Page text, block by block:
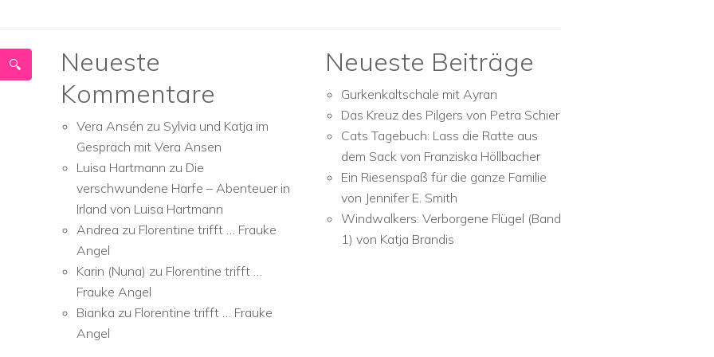
Neueste
Kommentare
Vera Ansén zu Sylvia und Katja im
Gespräch mit Vera Ansen
Luisa Hartmann zu Die
verschwundene Harfe – Abenteuer in
Irland von Luisa Hartmann
Andrea zu Florentine trifft … Frauke
Angel
Karin (Nuna) zu Florentine trifft …
Frauke Angel
Bianka zu Florentine trifft … Frauke
Angel
Neueste Beiträge
Gurkenkaltschale mit Ayran
Das Kreuz des Pilgers von Petra Schier
Cats Tagebuch: Lass die Ratte aus
dem Sack von Franziska Höllbacher
Ein Riesenspaß für die ganze Familie
von Jennifer E. Smith
Windwalkers: Verborgene Flügel (Band
1) von Katja Brandis